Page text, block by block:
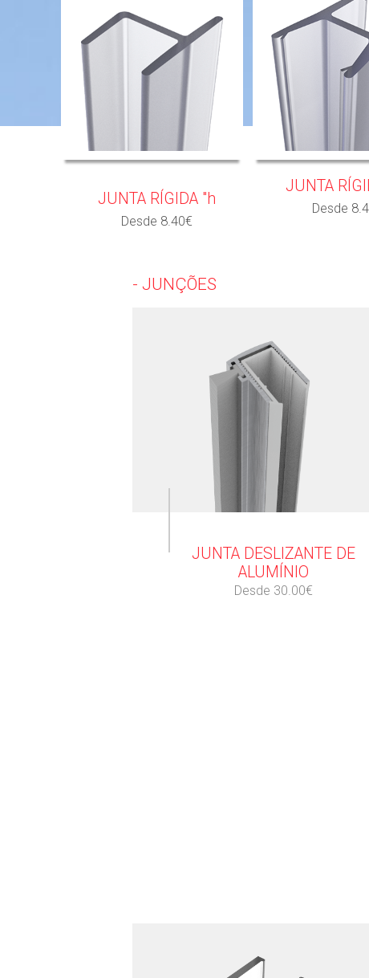
JUNTA RÍGIDA "h
Desde 8.40€
JUNTA
Desde
- JUNÇÕES
JUNTA DESLIZANTE DE
ALUMÍNIO
Desde 30.00€